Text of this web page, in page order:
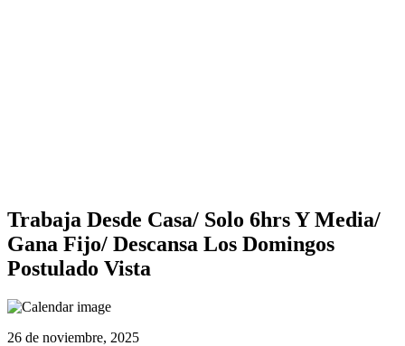
Trabaja Desde Casa/ Solo 6hrs Y Media/
Gana Fijo/ Descansa Los Domingos
Postulado Vista
26 de noviembre, 2025